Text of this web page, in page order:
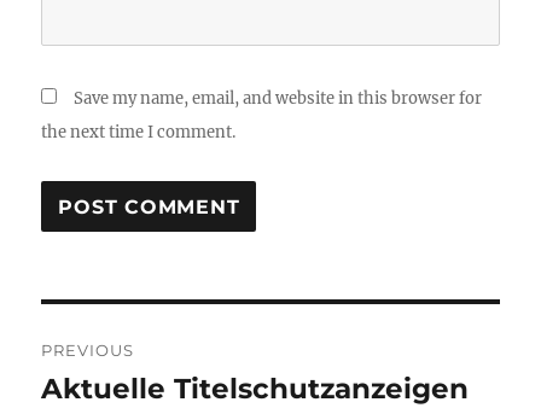
Save my name, email, and website in this browser for
the next time I comment.
navigation
PREVIOUS
Previous
Aktuelle Titelschutzanzeigen